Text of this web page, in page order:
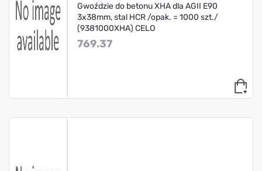
Gwoździe do betonu XHA dla AGII E90
3x38mm, stal HCR /opak. = 1000 szt./
(9381000XHA) CELO
769.37